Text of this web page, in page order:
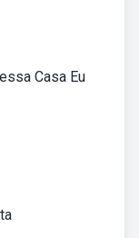
Casa Eu